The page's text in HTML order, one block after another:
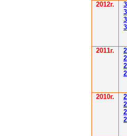
2012г.
2011г.
2010г.